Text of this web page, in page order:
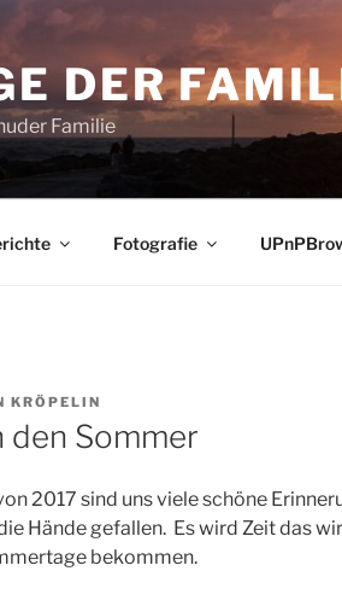
DER
Familie
Fotografie
KRÖPELIN
den Sommer
2017 sind uns viele schöne
Hände gefallen. Es wird Zeit das
bekommen.